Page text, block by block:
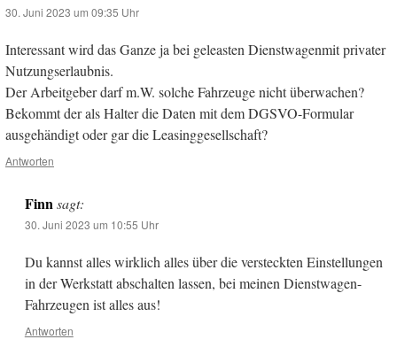
30. Juni 2023 um 09:35 Uhr
Interessant wird das Ganze ja bei geleasten Dienstwagenmit privater
Nutzungserlaubnis.
Der Arbeitgeber darf m.W. solche Fahrzeuge nicht überwachen?
Bekommt der als Halter die Daten mit dem DGSVO-Formular
ausgehändigt oder gar die Leasinggesellschaft?
Antworten
Finn sagt:
30. Juni 2023 um 10:55 Uhr
Du kannst alles wirklich alles über die versteckten Einstellungen
in der Werkstatt abschalten lassen, bei meinen Dienstwagen-
Fahrzeugen ist alles aus!
Antworten